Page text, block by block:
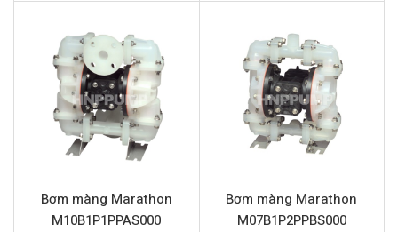
Giảm thanh (Muffler)
Nhựa Polypropylene
Chất rắn qua bơm tối đa
Đặc điểm nổi bật Marathon
M15B1A1WABS000
tin dùng nhờ vào các ưu điểm vượt trội về thiết kế và vật
Bơm màng Marathon
M10B1P1PPAS000
Bơm màng Marathon
M07B1P2PPBS000